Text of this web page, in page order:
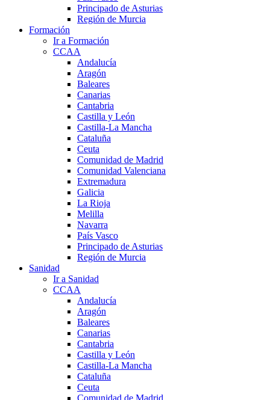
Principado de Asturias
Región de Murcia
Formación
Ir a Formación
CCAA
Andalucía
Aragón
Baleares
Canarias
Cantabria
Castilla y León
Castilla-La Mancha
Cataluña
Ceuta
Comunidad de Madrid
Comunidad Valenciana
Extremadura
Galicia
La Rioja
Melilla
Navarra
País Vasco
Principado de Asturias
Región de Murcia
Sanidad
Ir a Sanidad
CCAA
Andalucía
Aragón
Baleares
Canarias
Cantabria
Castilla y León
Castilla-La Mancha
Cataluña
Ceuta
Comunidad de Madrid